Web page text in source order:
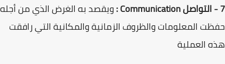
7 - التواصل Communication :
ويقصد به الغرض الذي من أجله
حفظت المعلومات والظروف الزمانية والمكانية التي رافقت
هذه العملية